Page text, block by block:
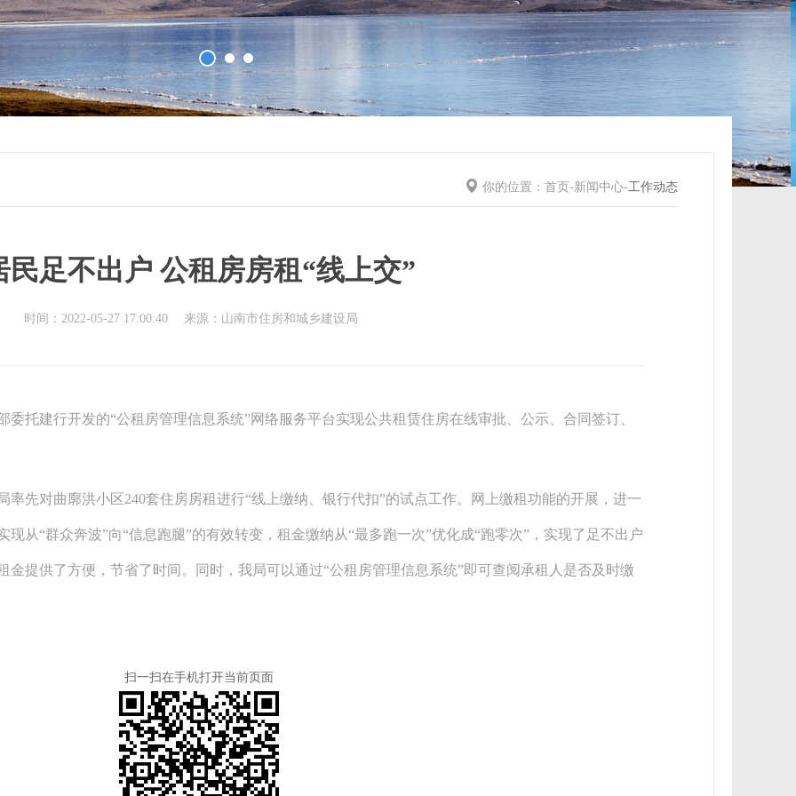
你的位置： 首页 -新闻中心-工作动态
民足不出户 公租房房租“线上交”
时间：2022-05-27 17:00:40 来源：山南市住房和城乡建设局
委托建行开发的“公租房管理信息系统”网络服务平台实现公共租赁住房在线审批、公示、合同签订、
率先对曲廓洪小区240套住房房租进行“线上缴纳、银行代扣”的试点工作。网上缴租功能的开展，进一
从“群众奔波”向“信息跑腿”的有效转变，租金缴纳从“最多跑一次”优化成“跑零次”，实现了足不出户
金提供了方便，节省了时间。同时，我局可以通过“公租房管理信息系统”即可查阅承租人是否及时缴
扫一扫在手机打开当前页面